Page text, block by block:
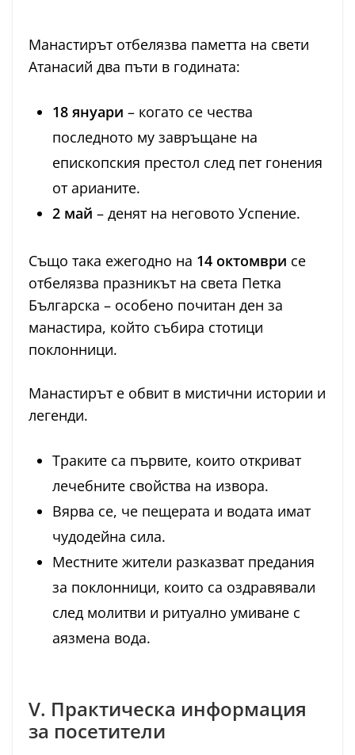
Манастирът отбелязва паметта на свети
Атанасий два пъти в годината:
18 януари – когато се чества
последното му завръщане на
епископския престол след пет гонения
от арианите.
2 май – денят на неговото Успение.
Също така ежегодно на 14 октомври се
отбелязва празникът на света Петка
Българска – особено почитан ден за
манастира, който събира стотици
поклонници.
Манастирът е обвит в мистични истории и
легенди.
Траките са първите, които откриват
лечебните свойства на извора.
Вярва се, че пещерата и водата имат
чудодейна сила.
Местните жители разказват предания
за поклонници, които са оздравявали
след молитви и ритуално умиване с
аязмена вода.
V. Практическа информация
за посетители